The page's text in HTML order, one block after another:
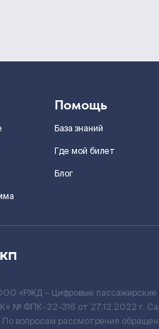
Помощь
База знаний
Где мой билет
Блог
«РЖД – Цифровые
№ ФПК-22-316 от 27.12.2022 г.
вопросам рассмотрения